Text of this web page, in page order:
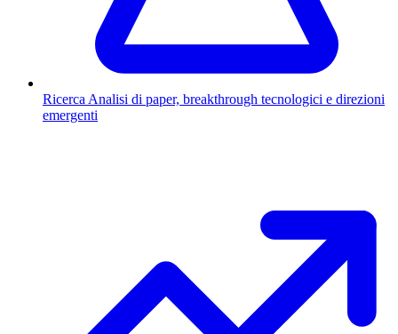
Ricerca Analisi di paper, breakthrough tecnologici e direzioni
emergenti